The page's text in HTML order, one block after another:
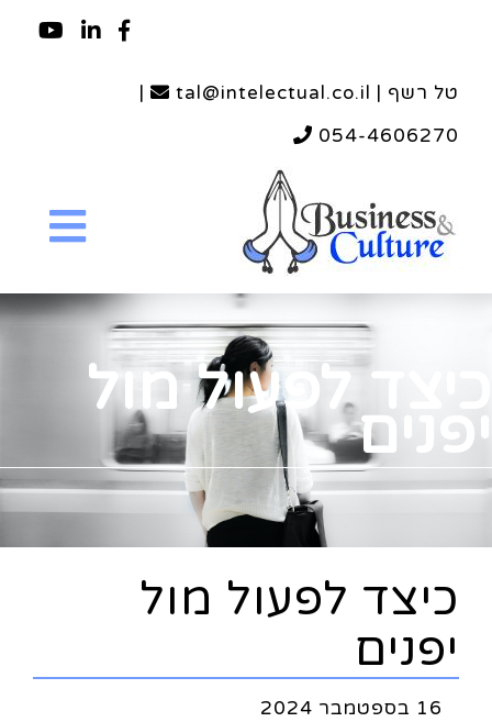
טל רשף | tal@intelectual.co.il
|
054-4606270
כיצד לפעול מול
יפנים
כיצד לפעול מול
יפנים
16 בספטמבר 2024